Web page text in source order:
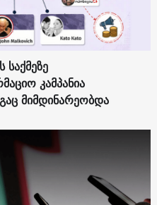
კამპანია
მიმდინარეობდა